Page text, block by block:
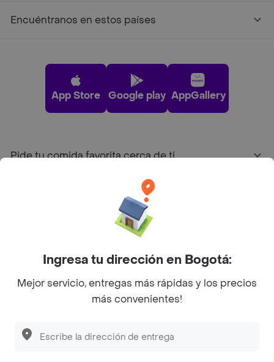
Encuéntranos en estos países
App Store Google play AppGallery
Pide tu comida favorita cerca de ti
Sobre Rappi
Facebook
Twitter
Instagram
©2026Rappi Inc. All rights reserved.
Ingresa tu dirección en Bogotá:
Mejor servicio, entregas más rápidas y los precios
más convenientes!